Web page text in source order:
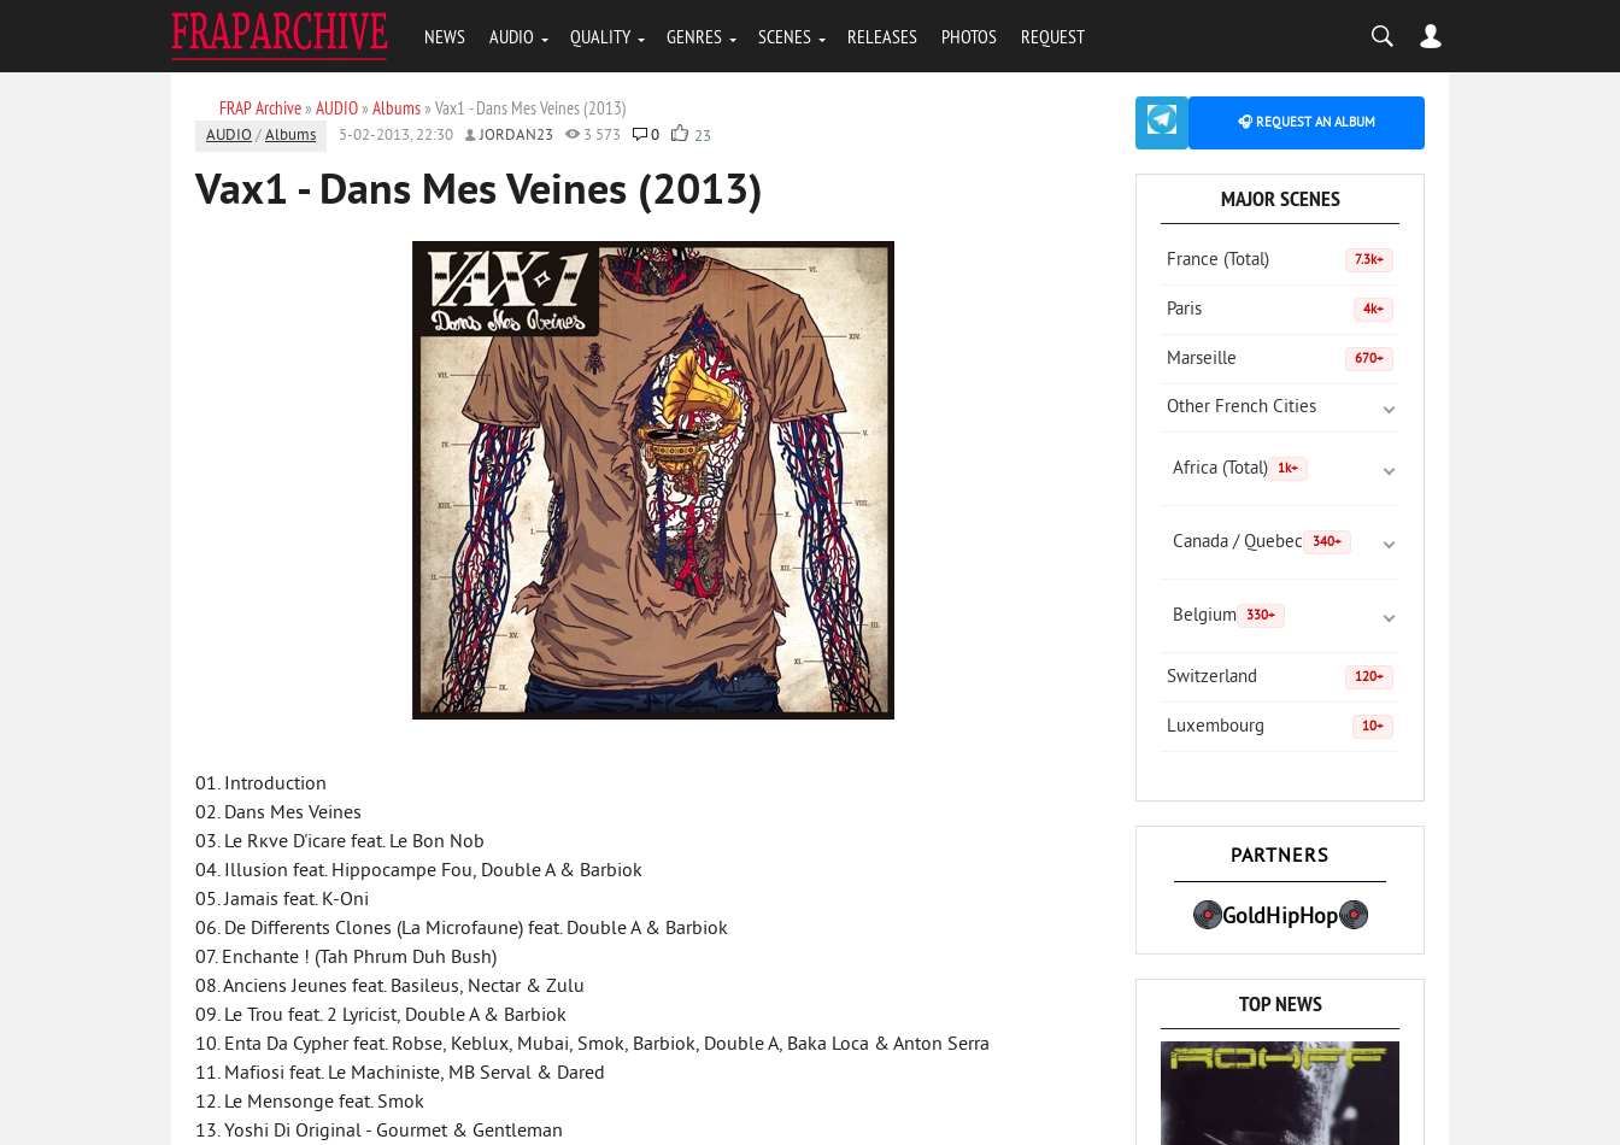
NEWS AUDIO QUALITY GENRES SCENES RELEASES PHOTOS REQUEST
FRAP Archive» AUDIO» Albums» Vax1 - Dans Mes Veines (2013)
AUDIO /Albums 5-02-2013, 22:30 JORDAN23 3 573 0 23
Vax1 - Dans Mes Veines (2013)
01. Introduction
02. Dans Mes Veines
03. Le Rкve D'icare feat. Le Bon Nob
04. Illusion feat. Hippocampe Fou, Double A & Barbiok
05. Jamais feat. K-Oni
06. De Differents Clones (La Microfaune) feat. Double A & Barbiok
07. Enchante ! (Tah Phrum Duh Bush)
08. Anciens Jeunes feat. Basileus, Nectar & Zulu
09. Le Trou feat. 2 Lyricist, Double A & Barbiok
10. Enta Da Cypher feat. Robse, Keblux, Mubai, Smok, Barbiok, Double A, Baka Loca & Anton Serra
11. Mafiosi feat. Le Machiniste, MB Serval & Dared
12. Le Mensonge feat. Smok
13. Yoshi Di Original - Gourmet & Gentleman
🎧 REQUEST AN ALBUM
MAJOR SCENES
France (Total) 7.3k+
Paris 4k+
Marseille 670+
Other French Cities
Africa (Total) 1k+
Canada / Quebec 340+
Belgium 330+
Switzerland 120+
Luxembourg 10+
PARTNERS
GoldHipHop
TOP NEWS